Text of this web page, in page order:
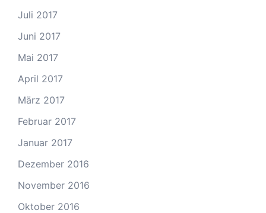
Juli 2017
Juni 2017
Mai 2017
April 2017
März 2017
Februar 2017
Januar 2017
Dezember 2016
November 2016
Oktober 2016